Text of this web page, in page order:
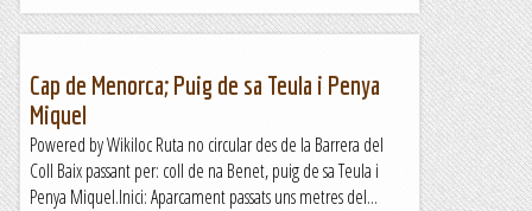
Cap de Menorca; Puig de sa Teula i Penya
Miquel
Powered by Wikiloc Ruta no circular des de la Barrera del
Coll Baix passant per: coll de na Benet, puig de sa Teula i
Penya Miquel.Inici: Aparcament passats uns metres del...